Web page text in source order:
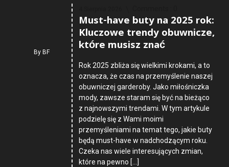
ByBF
Must-have buty na 2025 rok:
Kluczowe trendy obuwnicze,
które musisz znać
Rok 2025 zbliża się wielkimi krokami, a to
oznacza, że czas na przemyślenie naszej
obuwniczej garderoby. Jako miłośniczka
mody, zawsze staram się być na bieżąco
z najnowszymi trendami. W tym artykule
podzielę się z Wami moimi
przemyśleniami na temat tego, jakie buty
będą must-have w nadchodzącym roku.
Czeka nas wiele interesujących zmian,
które na pewno […]